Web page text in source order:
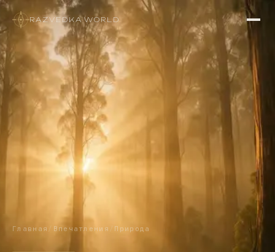
RAZVEDKA·WORLD
Главная / Впечатления / Природа